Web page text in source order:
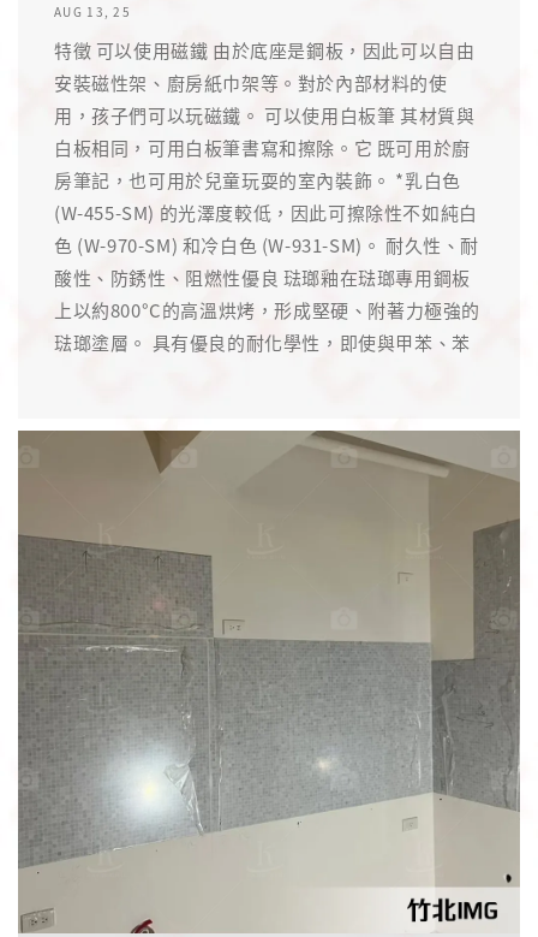
AUG 13, 25
特徵 可以使用磁鐵 由於底座是鋼板，因此可以自由
安裝磁性架、廚房紙巾架等。對於內部材料的使
用，孩子們可以玩磁鐵。 可以使用白板筆 其材質與
白板相同，可用白板筆書寫和擦除。它 既可用於廚
房筆記，也可用於兒童玩耍的室內裝飾。 *乳白色
(W-455-SM) 的光澤度較低，因此可擦除性不如純白
色 (W-970-SM) 和冷白色 (W-931-SM)。 耐久性、耐
酸性、防銹性、阻燃性優良 琺瑯釉在琺瑯專用鋼板
上以約800°C的高溫烘烤，形成堅硬、附著力極強的
琺瑯塗層。 具有優良的耐化學性，即使與甲苯、苯